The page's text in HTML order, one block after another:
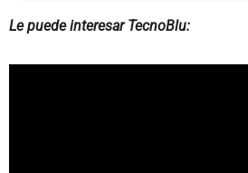
Le puede interesar TecnoBlu: